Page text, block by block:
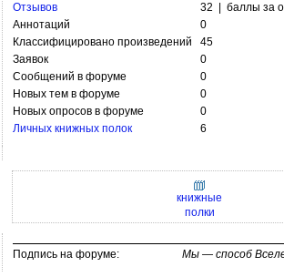
Отзывов
32 | баллы за
Аннотаций
0
Классифицировано произведений
45
Заявок
0
Сообщений в форуме
0
Новых тем в форуме
0
Новых опросов в форуме
0
Личных книжных полок
6
книжные
полки
Подпись на форуме: Мы — способ